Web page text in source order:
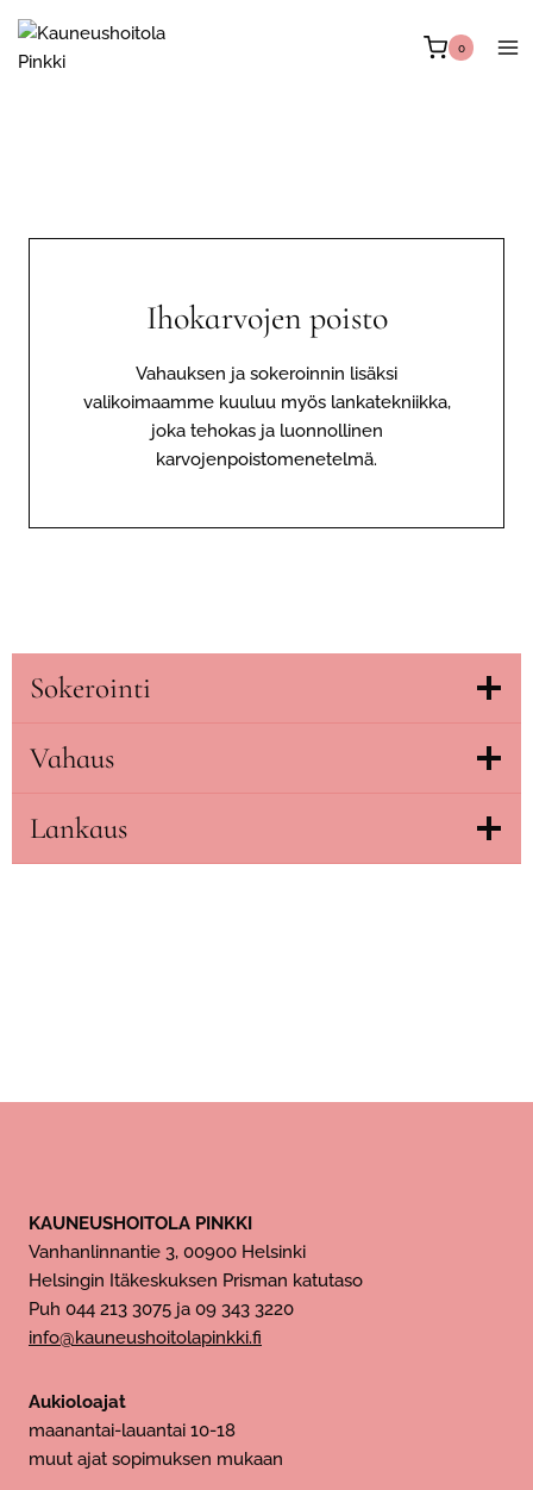
sisältöön
0
Ihokarvojen poisto
Vahauksen ja sokeroinnin lisäksi
valikoimaamme kuuluu myös lankatekniikka,
joka tehokas ja luonnollinen
karvojenpoistomenetelmä.
Sokerointi
Vahaus
Lankaus
KAUNEUSHOITOLA PINKKI
Vanhanlinnantie 3, 00900 Helsinki
Helsingin Itäkeskuksen Prisman katutaso
Puh 044 213 3075 ja 09 343 3220
info@kauneushoitolapinkki.fi
Aukioloajat
maanantai-lauantai 10-18
muut ajat sopimuksen mukaan